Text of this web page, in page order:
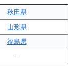
秋田県
山形県
福島県
–